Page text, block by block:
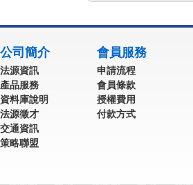
公司簡介
法源資訊
產品服務
資料庫說明
法源徵才
交通資訊
策略聯盟
會員服務
申請流程
會員條款
授權費用
付款方式